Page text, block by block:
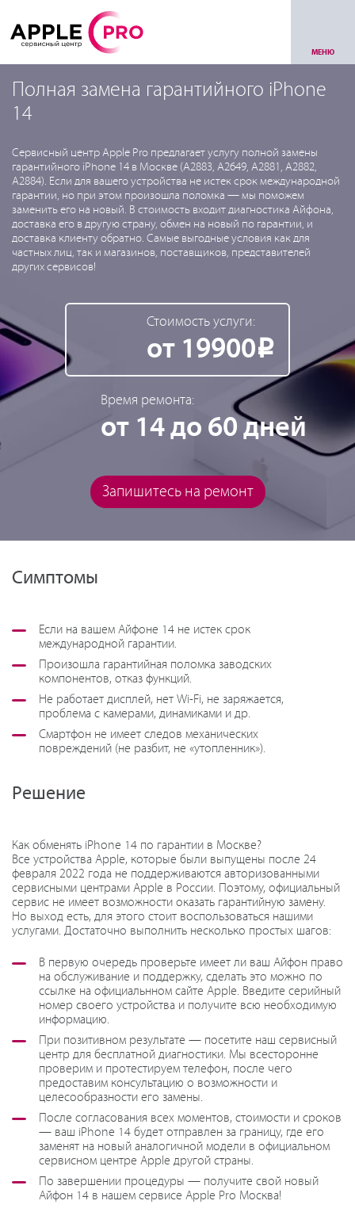
МЕНЮ
Полная замена гарантийного iPhone
14
Сервисный центр Apple Pro предлагает услугу полной замены
гарантийного iPhone 14 в Москве (A2883, A2649, A2881, A2882,
A2884). Если для вашего устройства не истек срок международной
гарантии, но при этом произошла поломка — мы поможем
заменить его на новый. В стоимость входит диагностика Айфона,
доставка его в другую страну, обмен на новый по гарантии, и
доставка клиенту обратно. Самые выгодные условия как для
частных лиц, так и магазинов, поставщиков, представителей
других сервисов!
Стоимость услуги:
от 19900Р
Время ремонта:
от 14 до 60 дней
Запишитесь на ремонт
Симптомы
Если на вашем Айфоне 14 не истек срок
международной гарантии.
Произошла гарантийная поломка заводских
компонентов, отказ функций.
Не работает дисплей, нет Wi-Fi, не заряжается,
проблема с камерами, динамиками и др.
Смартфон не имеет следов механических
повреждений (не разбит, не «утопленник»).
Решение
Как обменять iPhone 14 по гарантии в Москве?
Все устройства Apple, которые были выпущены после 24
февраля 2022 года не поддерживаются авторизованными
сервисными центрами Apple в России. Поэтому, официальный
сервис не имеет возможности оказать гарантийную замену.
Но выход есть, для этого стоит воспользоваться нашими
услугами. Достаточно выполнить несколько простых шагов:
В первую очередь проверьте имеет ли ваш Айфон право
на обслуживание и поддержку, сделать это можно по
ссылке на официальнном сайте Apple. Введите серийный
номер своего устройства и получите всю необходимую
информацию.
При позитивном результате — посетите наш сервисный
центр для бесплатной диагностики. Мы всесторонне
проверим и протестируем телефон, после чего
предоставим консультацию о возможности и
целесообразности его замены.
После согласования всех моментов, стоимости и сроков
— ваш iPhone 14 будет отправлен за границу, где его
заменят на новый аналогичной модели в официальном
сервисном центре Apple другой страны.
По завершении процедуры — получите свой новый
Айфон 14 в нашем сервисе Apple Pro Москва!